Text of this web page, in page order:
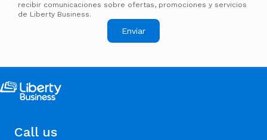
recibir comunicaciones sobre ofertas, promociones y servicios
de Liberty Business.
Enviar
Call us